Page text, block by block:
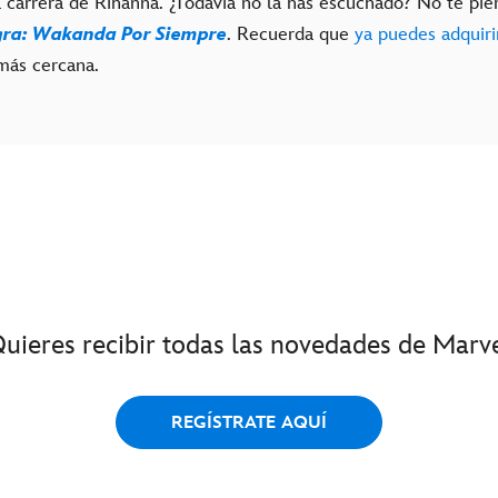
Wakanda Por Siempre. Recuerda que ya puedes
cercana.
recibir todas las novedades de
REGÍSTRATE AQUÍ